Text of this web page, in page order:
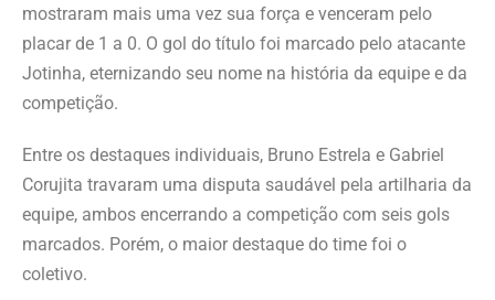
mostraram mais uma vez sua força e venceram pelo
placar de 1 a 0. O gol do título foi marcado pelo atacante
Jotinha, eternizando seu nome na história da equipe e da
competição.
Entre os destaques individuais, Bruno Estrela e Gabriel
Corujita travaram uma disputa saudável pela artilharia da
equipe, ambos encerrando a competição com seis gols
marcados. Porém, o maior destaque do time foi o
coletivo.